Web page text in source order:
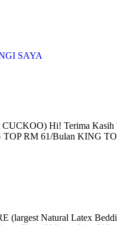
SAYA
Hi! Terima Kasih
TOP RM 61/Bulan KING
Natural Latex